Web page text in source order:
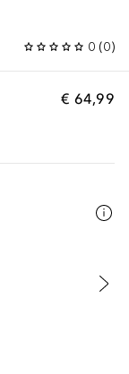
0 (0)
€ 64,99